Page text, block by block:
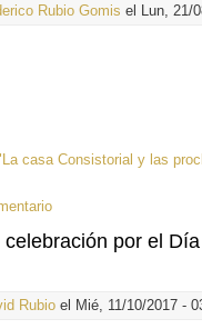
Rubio Gomis el Lun, 21/
casa Consistorial y las
por el
Rubio el Mié, 11/10/2017 -